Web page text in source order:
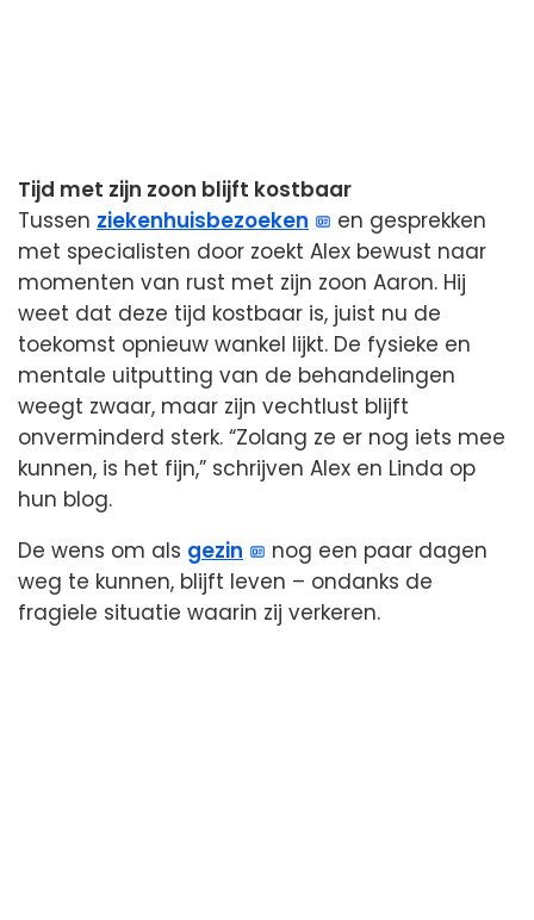
Tijd met zijn zoon blijft kostbaar
Tussen ziekenhuisbezoeken
en gesprekken
met specialisten door zoekt Alex bewust naar
momenten van rust met zijn zoon Aaron. Hij
weet dat deze tijd kostbaar is, juist nu de
toekomst opnieuw wankel lijkt. De fysieke en
mentale uitputting van de behandelingen
weegt zwaar, maar zijn vechtlust blijft
onverminderd sterk. “Zolang ze er nog iets mee
kunnen, is het fijn,” schrijven Alex en Linda op
hun blog.
De wens om als gezin
nog een paar dagen
weg te kunnen, blijft leven – ondanks de
fragiele situatie waarin zij verkeren.